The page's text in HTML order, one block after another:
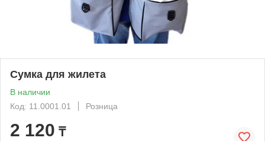
Сумка для жилета
В наличии
Код: 11.0001.01
Розница
2 120 ₸